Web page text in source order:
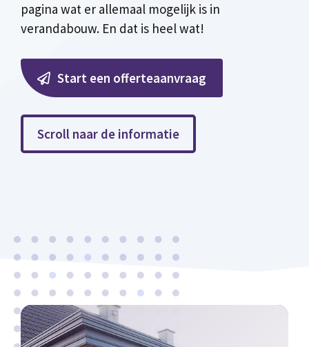
pagina wat er allemaal mogelijk is in
verandabouw. En dat is heel wat!
Start een offerteaanvraag
Scroll naar de informatie